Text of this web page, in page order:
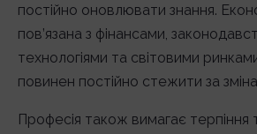
постійно оновлювати знання.
пов’язана з фінансами,
технологіями та світовими
повинен постійно стежити за
Професія також вимагає терпіння